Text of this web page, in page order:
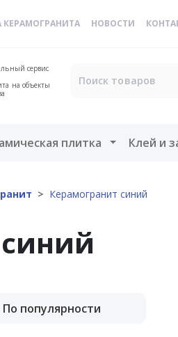
КЕРАМОГРАНИТА НОВОСТИ
сервис
на объекты
меню плитка Открыть
Клей и
Керамогранит синий
По популярности